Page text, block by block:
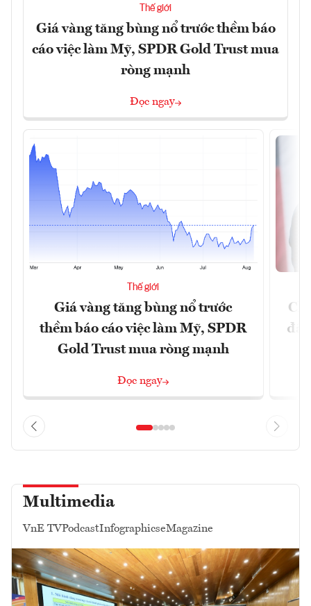
Thế giới
Giá vàng tăng bùng nổ trước thềm báo
cáo việc làm Mỹ, SPDR Gold Trust mua
ròng mạnh
Đọc ngay
Thế giới
Giá vàng tăng bùng nổ trước
thềm báo cáo việc làm Mỹ, SPDR
Gold Trust mua ròng mạnh
Đọc ngay
đã
Multimedia
VnE TVPodcastInfographicseMagazine